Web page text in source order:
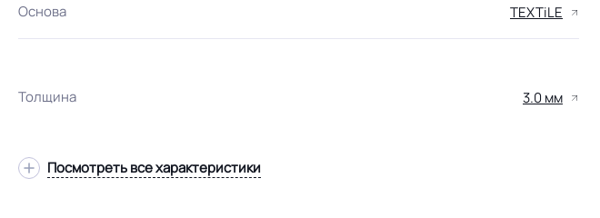
Основа TEXTiLE
Толщина 3.0 мм
Посмотреть все характеристики